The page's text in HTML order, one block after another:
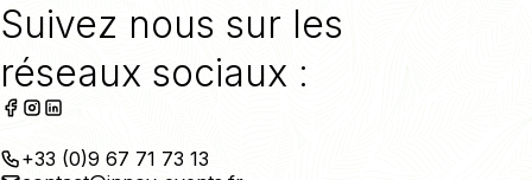
Suivez nous sur les
réseaux sociaux :
+33 (0)9 67 71 73 13